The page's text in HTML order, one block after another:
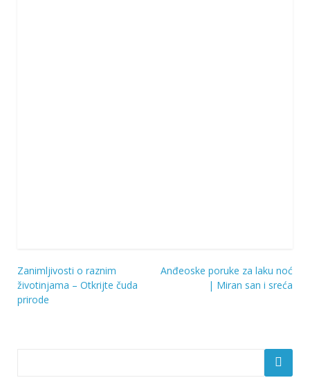
Navigacija
objava
Zanimljivosti o raznim
životinjama – Otkrijte čuda
prirode
Anđeoske poruke za laku noć
| Miran san i sreća